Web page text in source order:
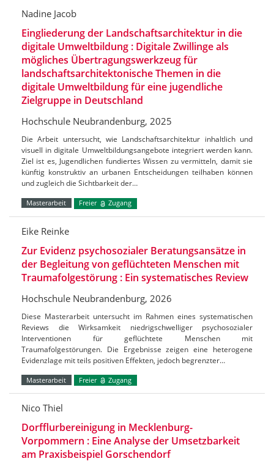
Nadine Jacob
Eingliederung der Landschaftsarchitektur in die
digitale Umweltbildung : Digitale Zwillinge als
mögliches Übertragungswerkzeug für
landschaftsarchitektonische Themen in die
digitale Umweltbildung für eine jugendliche
Zielgruppe in Deutschland
Hochschule Neubrandenburg, 2025
Die Arbeit untersucht, wie Landschaftsarchitektur inhaltlich und
visuell in digitale Umweltbildungsangebote integriert werden kann.
Ziel ist es, Jugendlichen fundiertes Wissen zu vermitteln, damit sie
künftig konstruktiv an urbanen Entscheidungen teilhaben können
und zugleich die Sichtbarkeit der…
Masterarbeit Freier Zugang
Eike Reinke
Zur Evidenz psychosozialer Beratungsansätze in
der Begleitung von geflüchteten Menschen mit
Traumafolgestörung : Ein systematisches Review
Hochschule Neubrandenburg, 2026
Diese Masterarbeit untersucht im Rahmen eines systematischen
Reviews die Wirksamkeit niedrigschwelliger psychosozialer
Interventionen für geflüchtete Menschen mit
Traumafolgestörungen. Die Ergebnisse zeigen eine heterogene
Evidenzlage mit teils positiven Effekten, jedoch begrenzter…
Masterarbeit Freier Zugang
Nico Thiel
Dorfflurbereinigung in Mecklenburg-
Vorpommern : Eine Analyse der Umsetzbarkeit
am Praxisbeispiel Gorschendorf